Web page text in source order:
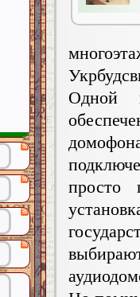
Одной
просто